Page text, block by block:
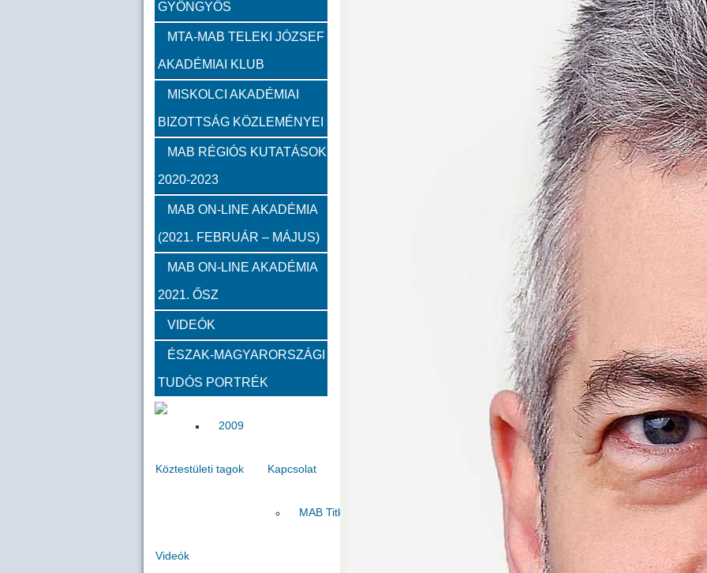
Közérdekű információk
SZMSZ
Alapítvány
2016 2015 2014
2012 2011 2010
Közgyűlések
2017 2016
Határon túli kapcsolatok (beszámolók)
2020 2014 2013 2012 2011
2009
Köztestületi tagok Kapcsolat
MAB Titkárság Hasznos linkek
Videók
GYÖNGYÖS
MTA-MAB TELEKI JÓZSEF
AKADÉMIAI KLUB
MISKOLCI AKADÉMIAI
BIZOTTSÁG KÖZLEMÉNYEI
MAB RÉGIÓS KUTATÁSOK
2020-2023
MAB ON-LINE AKADÉMIA
(2021. FEBRUÁR – MÁJUS)
MAB ON-LINE AKADÉMIA
2021. ŐSZ
VIDEÓK
ÉSZAK-MAGYARORSZÁGI
TUDÓS PORTRÉK